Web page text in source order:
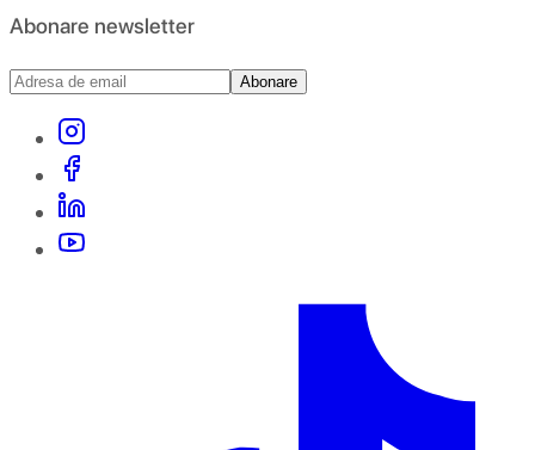
Abonare newsletter
Abonare